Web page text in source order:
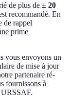
de plus de ± 20
recommandé. En
de rappel
prime
vous envoyons un
de mise à jour
partenaire ré-
fournissons à